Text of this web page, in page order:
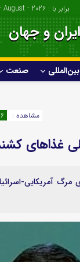
برابر با : Friday - 7 - August - 2026
و جهان
بین‌المللی صنعت
مشاهده :
غذاهای
مرگ آمریکایی-